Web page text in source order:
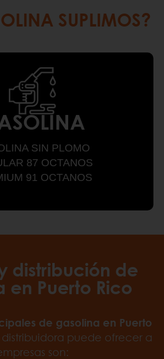
SUPLIMOS?
SIN PLOMO
87 OCTANOS
91 OCTANOS
distribución de
en Puerto Rico
de gasolina en Puerto
puede ofrecer a
son: